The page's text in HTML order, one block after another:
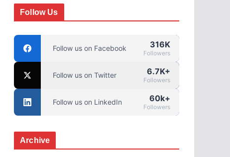
Follow Us
Follow us on Facebook 316K
Followers
Follow us on Twitter 6.7K+
Followers
Follow us on LinkedIn 60k+
Followers
Archive